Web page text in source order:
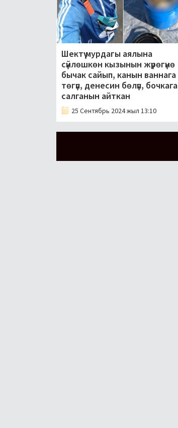
Шектүү мурдагы аялына
сүйлөшкөн кызынын жүрөгүнө
бычак сайып, канын ваннага
төгүп, денесин бөлүп, бочкага
салганын айткан
25 Сентябрь 2024 жыл 13:10